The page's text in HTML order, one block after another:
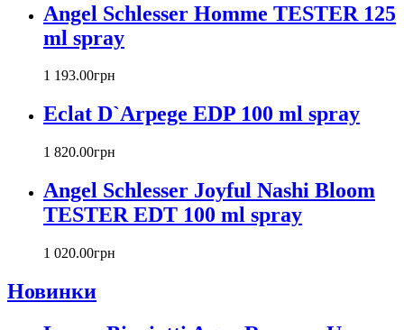
Bvlgari
Byblos
Byredo
Cacharel
Canali
Carla Fracci
Carlos Moya
Caron
Cartier
Chanel
Charriol
Chloe
Angel Schlesser Homme TESTER 125
ml spray
1 193.00грн
Eclat D`Arpege EDP 100 ml spray
1 820.00грн
Angel Schlesser Joyful Nashi Bloom
TESTER EDT 100 ml spray
1 020.00грн
Новинки